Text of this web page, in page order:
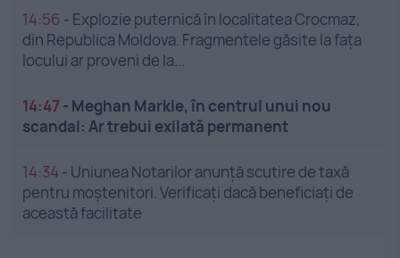
14:56 - Explozie puternică în localitatea Crocmaz,
din Republica Moldova. Fragmentele găsite la fața
locului ar proveni de la...
14:47 - Meghan Markle, în centrul unui nou
scandal: Ar trebui exilată permanent
14:34 - Uniunea Notarilor anunță scutire de taxă
pentru moștenitori. Verificați dacă beneficiați de
această facilitate